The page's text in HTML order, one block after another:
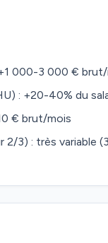
000-3 000 €
: +20-40% du
€ brut/mois
2/3) : très variable